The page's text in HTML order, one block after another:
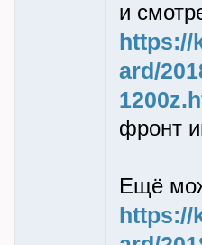
и
https://
ard/
фронт
Ещё
https://